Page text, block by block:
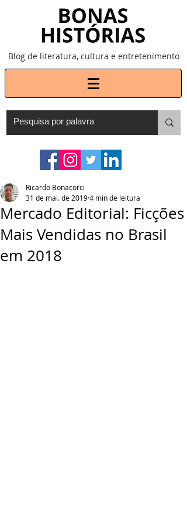
Blog de literatura, cultura e entretenimento
Mercado Editorial: Ficções
Mais Vendidas no Brasil
em 2018
Ricardo Bonacorci
31 de mai. de 20194 min de leitura